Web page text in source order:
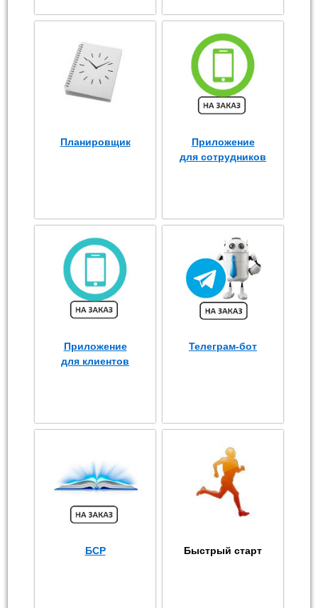
Планировщик
Приложение
для сотрудников
Приложение
для клиентов
Телеграм-бот
БСР Быстрый старт